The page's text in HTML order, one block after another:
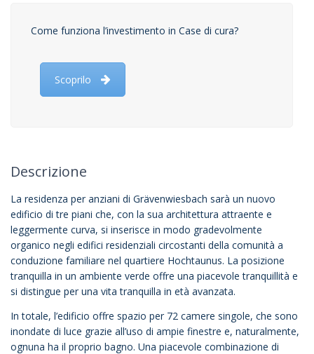
Come funziona l’investimento in Case di cura?
Scoprilo
Descrizione
La residenza per anziani di Grävenwiesbach sarà un nuovo
edificio di tre piani che, con la sua architettura attraente e
leggermente curva, si inserisce in modo gradevolmente
organico negli edifici residenziali circostanti della comunità a
conduzione familiare nel quartiere Hochtaunus. La posizione
tranquilla in un ambiente verde offre una piacevole tranquillità e
si distingue per una vita tranquilla in età avanzata.
In totale, l’edificio offre spazio per 72 camere singole, che sono
inondate di luce grazie all’uso di ampie finestre e, naturalmente,
ognuna ha il proprio bagno. Una piacevole combinazione di